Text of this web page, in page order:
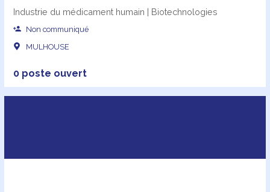
Industrie du médicament humain | Biotechnologies
Non communiqué
MULHOUSE
0 poste ouvert